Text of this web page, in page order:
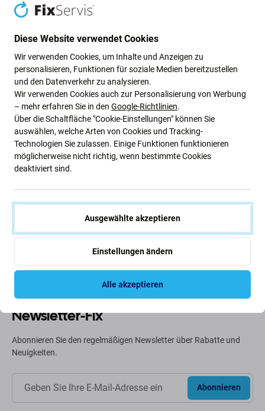
Wir optimieren ständig unseren CO2-Fußabdruck, um
unseren Planeten zu schützen. Erfahren Sie mehr darüber,
wie wir unsere Prozesse anpassen, um unseren
Weiterlesen
Newsletter-Fix
Abonnieren Sie den regelmäßigen Newsletter über Rabatte und
Neuigkeiten.
Abonnieren
Diese Website verwendet Cookies
Wir verwenden Cookies, um Inhalte und Anzeigen zu
personalisieren, Funktionen für soziale Medien bereitzustellen
und den Datenverkehr zu analysieren.
Wir verwenden Cookies auch zur Personalisierung von Werbung
– mehr erfahren Sie in den Google-Richtlinien.
Über die Schaltfläche "Cookie-Einstellungen" können Sie
auswählen, welche Arten von Cookies und Tracking-
Technologien Sie zulassen. Einige Funktionen funktionieren
möglicherweise nicht richtig, wenn bestimmte Cookies
deaktiviert sind.
Ausgewählte akzeptieren
Einstellungen ändern
Alle akzeptieren